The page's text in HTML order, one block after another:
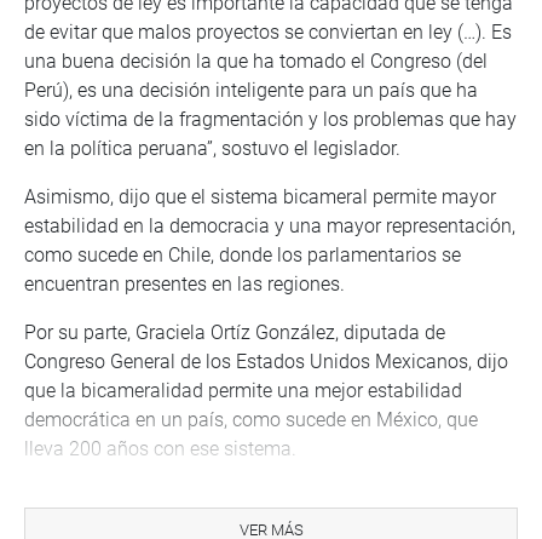
de evitar que malos proyectos se conviertan en ley (…). Es
una buena decisión la que ha tomado el Congreso (del
Perú), es una decisión inteligente para un país que ha
sido víctima de la fragmentación y los problemas que hay
en la política peruana”, sostuvo el legislador.
Asimismo, dijo que el sistema bicameral permite mayor
estabilidad en la democracia y una mayor representación,
como sucede en Chile, donde los parlamentarios se
encuentran presentes en las regiones.
Por su parte, Graciela Ortíz González, diputada de
Congreso General de los Estados Unidos Mexicanos, dijo
que la bicameralidad permite una mejor estabilidad
democrática en un país, como sucede en México, que
lleva 200 años con ese sistema.
autonomía de ambas cámaras, donde confluyen en la
VER MÁS